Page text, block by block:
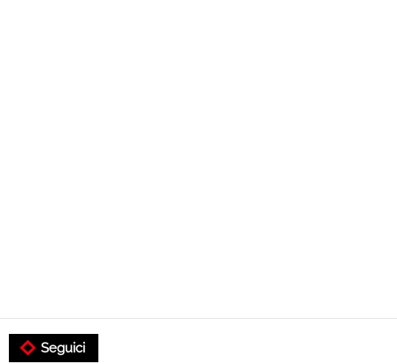
Seguici